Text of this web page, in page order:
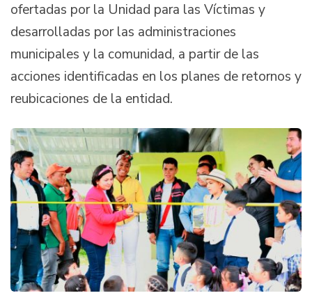
ofertadas por la Unidad para las Víctimas y
desarrolladas por las administraciones
municipales y la comunidad, a partir de las
acciones identificadas en los planes de retornos y
reubicaciones de la entidad.